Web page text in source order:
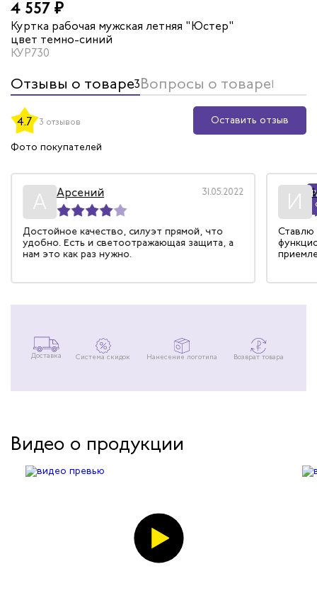
4 557 ₽
Куртка рабочая мужская летняя "Юстер"
цвет темно-синий
КУР730
Отзывы о товаре3Вопросы о товаре1
4.7 3 отзывов
Оставить отзыв
Фото покупателей
А Арсений 31.05.2022
Достойное качество, силуэт прямой, что
удобно. Есть и светоотражающая защита, а
нам это как раз нужно.
И
Ставлю
Доставка Система скидок Нанесение логотипа Возврат товара
Видео о продукции